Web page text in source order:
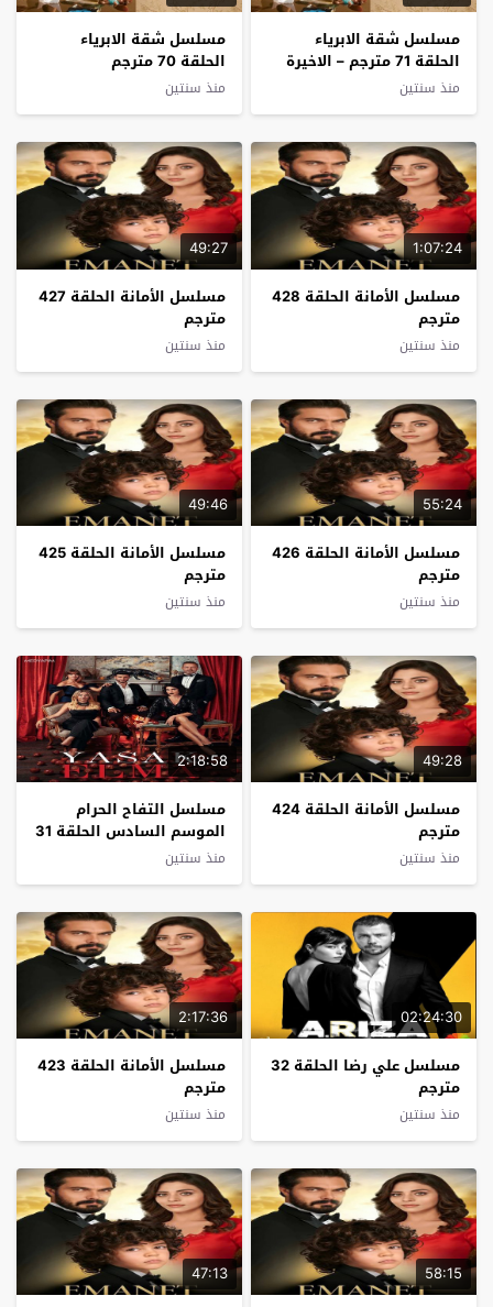
مسلسل شقة الابرياء
الحلقة 71 مترجم – الاخيرة
منذ سنتين
مسلسل شقة الابرياء
الحلقة 70 مترجم
منذ سنتين
1:07:24
مسلسل الأمانة الحلقة 428
مترجم
منذ سنتين
49:27
مسلسل الأمانة الحلقة 427
مترجم
منذ سنتين
55:24
مسلسل الأمانة الحلقة 426
مترجم
منذ سنتين
49:46
مسلسل الأمانة الحلقة 425
مترجم
منذ سنتين
49:28
مسلسل الأمانة الحلقة 424
مترجم
منذ سنتين
2:18:58
مسلسل التفاح الحرام
الموسم السادس الحلقة 31
مترجم والاخيرة
منذ سنتين
02:24:30
مسلسل علي رضا الحلقة 32
مترجم
منذ سنتين
2:17:36
مسلسل الأمانة الحلقة 423
مترجم
منذ سنتين
58:15
47:13